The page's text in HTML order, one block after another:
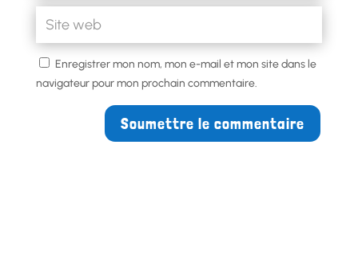
Enregistrer mon nom, mon e-mail et mon site dans le
navigateur pour mon prochain commentaire.
Soumettre le commentaire